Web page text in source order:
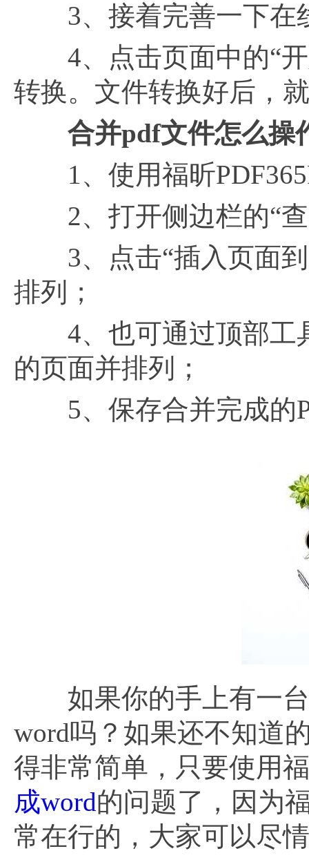
3、接着完善一下在
4、点击页面中的“开
转换。文件转换好后，
合并pdf文件怎么操
1、使用福昕
2、打开侧边栏的“查
3、点击“插入页面到
排列；
4、也可通过顶部工具
的页面并排列；
5、保存合并完成的
如果你的手上有一台
word吗？如果还不知道
得非常简单，只要使用
成word的问题了，因为
常在行的，大家可以尽